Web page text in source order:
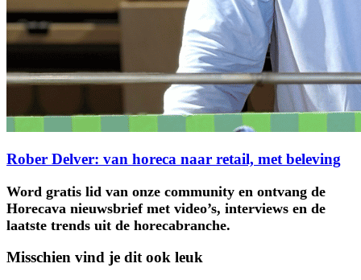
Rober Delver: van horeca naar retail, met beleving
Word gratis lid van onze community en ontvang de
Horecava nieuwsbrief met video’s, interviews en de
laatste trends uit de horecabranche.
Misschien vind je dit ook leuk